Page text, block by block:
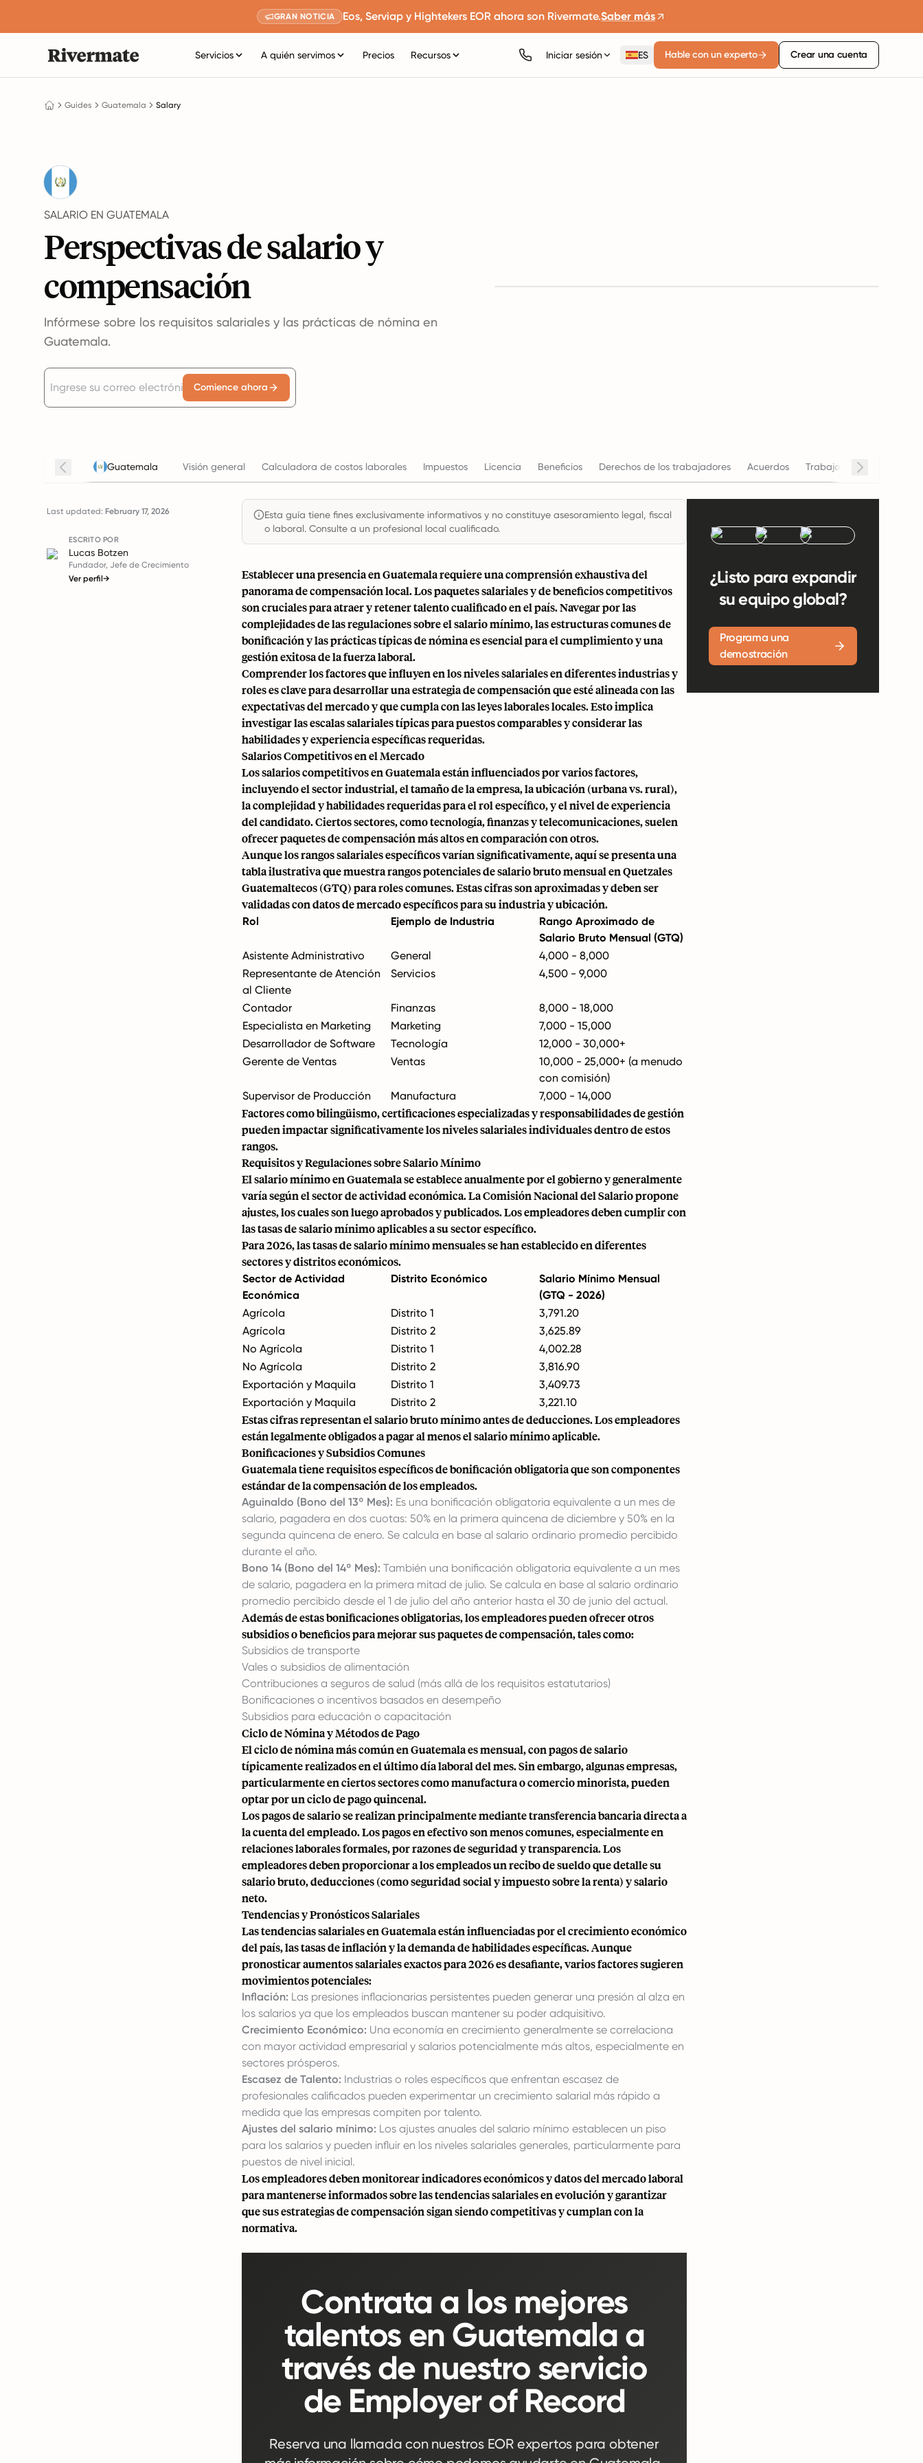
GRAN NOTICIA Eos, Serviap y Hightekers EOR ahora son Rivermate.Saber más
Servicios A quién servimos Precios Recursos Iniciar sesión ES Hable con un experto Crear una cuenta
Guides Guatemala Salary
SALARIO EN GUATEMALA
Perspectivas de salario y
compensación
Infórmese sobre los requisitos salariales y las prácticas de nómina en
Guatemala.
Comience ahora
Guatemala Visión general Calculadora de costos laborales Impuestos Licencia Beneficios Derechos de los trabajadores Acuerdos Trabajo remoto
Last updated: February 17, 2026
ESCRITO POR
Lucas Botzen
Fundador, Jefe de Crecimiento
Ver perfil→
Esta guía tiene fines exclusivamente informativos y no constituye asesoramiento legal, fiscal
o laboral. Consulte a un profesional local cualificado.
Establecer una presencia en Guatemala requiere una comprensión exhaustiva del
panorama de compensación local. Los paquetes salariales y de beneficios competitivos
son cruciales para atraer y retener talento cualificado en el país. Navegar por las
complejidades de las regulaciones sobre el salario mínimo, las estructuras comunes de
bonificación y las prácticas típicas de nómina es esencial para el cumplimiento y una
gestión exitosa de la fuerza laboral.
Comprender los factores que influyen en los niveles salariales en diferentes industrias y
roles es clave para desarrollar una estrategia de compensación que esté alineada con las
expectativas del mercado y que cumpla con las leyes laborales locales. Esto implica
investigar las escalas salariales típicas para puestos comparables y considerar las
habilidades y experiencia específicas requeridas.
Salarios Competitivos en el Mercado
Los salarios competitivos en Guatemala están influenciados por varios factores,
incluyendo el sector industrial, el tamaño de la empresa, la ubicación (urbana vs. rural),
la complejidad y habilidades requeridas para el rol específico, y el nivel de experiencia
del candidato. Ciertos sectores, como tecnología, finanzas y telecomunicaciones, suelen
ofrecer paquetes de compensación más altos en comparación con otros.
Aunque los rangos salariales específicos varían significativamente, aquí se presenta una
tabla ilustrativa que muestra rangos potenciales de salario bruto mensual en Quetzales
Guatemaltecos (GTQ) para roles comunes. Estas cifras son aproximadas y deben ser
validadas con datos de mercado específicos para su industria y ubicación.
Rol Ejemplo de Industria
Rango Aproximado de
Salario Bruto Mensual (GTQ)
Asistente Administrativo
General
4,000 - 8,000
Representante de Atención
al Cliente
Servicios 4,500 - 9,000
Contador Finanzas
8,000 - 18,000
Especialista en Marketing
Marketing
7,000 - 15,000
Desarrollador de Software
Tecnología
12,000 - 30,000+
Gerente de Ventas
Ventas
10,000 - 25,000+ (a menudo
con comisión)
Supervisor de Producción
Manufactura 7,000 - 14,000
Factores como bilingüismo, certificaciones especializadas y responsabilidades de gestión
pueden impactar significativamente los niveles salariales individuales dentro de estos
rangos.
Requisitos y Regulaciones sobre Salario Mínimo
El salario mínimo en Guatemala se establece anualmente por el gobierno y generalmente
varía según el sector de actividad económica. La Comisión Nacional del Salario propone
ajustes, los cuales son luego aprobados y publicados. Los empleadores deben cumplir con
las tasas de salario mínimo aplicables a su sector específico.
Para 2026, las tasas de salario mínimo mensuales se han establecido en diferentes
sectores y distritos económicos.
Sector de Actividad
Económica
Distrito Económico
Salario Mínimo Mensual
(GTQ - 2026)
Agrícola
Distrito 1
3,791.20
Agrícola
Distrito 2
3,625.89
No Agrícola
Distrito 1
4,002.28
No Agrícola
Distrito 2
3,816.90
Exportación y Maquila
Distrito 1
3,409.73
Exportación y Maquila
Distrito 2 3,221.10
Estas cifras representan el salario bruto mínimo antes de deducciones. Los empleadores
están legalmente obligados a pagar al menos el salario mínimo aplicable.
Bonificaciones y Subsidios Comunes
Guatemala tiene requisitos específicos de bonificación obligatoria que son componentes
estándar de la compensación de los empleados.
Aguinaldo (Bono del 13º Mes): Es una bonificación obligatoria equivalente a un mes de
salario, pagadera en dos cuotas: 50% en la primera quincena de diciembre y 50% en la
segunda quincena de enero. Se calcula en base al salario ordinario promedio percibido
durante el año.
Bono 14 (Bono del 14º Mes): También una bonificación obligatoria equivalente a un mes
de salario, pagadera en la primera mitad de julio. Se calcula en base al salario ordinario
promedio percibido desde el 1 de julio del año anterior hasta el 30 de junio del actual.
Además de estas bonificaciones obligatorias, los empleadores pueden ofrecer otros
subsidios o beneficios para mejorar sus paquetes de compensación, tales como:
Subsidios de transporte
Vales o subsidios de alimentación
Contribuciones a seguros de salud (más allá de los requisitos estatutarios)
Bonificaciones o incentivos basados en desempeño
Subsidios para educación o capacitación
Ciclo de Nómina y Métodos de Pago
El ciclo de nómina más común en Guatemala es mensual, con pagos de salario
típicamente realizados en el último día laboral del mes. Sin embargo, algunas empresas,
particularmente en ciertos sectores como manufactura o comercio minorista, pueden
optar por un ciclo de pago quincenal.
Los pagos de salario se realizan principalmente mediante transferencia bancaria directa a
la cuenta del empleado. Los pagos en efectivo son menos comunes, especialmente en
relaciones laborales formales, por razones de seguridad y transparencia. Los
empleadores deben proporcionar a los empleados un recibo de sueldo que detalle su
salario bruto, deducciones (como seguridad social y impuesto sobre la renta) y salario
neto.
Tendencias y Pronósticos Salariales
Las tendencias salariales en Guatemala están influenciadas por el crecimiento económico
del país, las tasas de inflación y la demanda de habilidades específicas. Aunque
pronosticar aumentos salariales exactos para 2026 es desafiante, varios factores sugieren
movimientos potenciales:
Inflación: Las presiones inflacionarias persistentes pueden generar una presión al alza en
los salarios ya que los empleados buscan mantener su poder adquisitivo.
Crecimiento Económico: Una economía en crecimiento generalmente se correlaciona
con mayor actividad empresarial y salarios potencialmente más altos, especialmente en
sectores prósperos.
Escasez de Talento: Industrias o roles específicos que enfrentan escasez de
profesionales calificados pueden experimentar un crecimiento salarial más rápido a
medida que las empresas compiten por talento.
Ajustes del salario mínimo: Los ajustes anuales del salario mínimo establecen un piso
para los salarios y pueden influir en los niveles salariales generales, particularmente para
puestos de nivel inicial.
Los empleadores deben monitorear indicadores económicos y datos del mercado laboral
para mantenerse informados sobre las tendencias salariales en evolución y garantizar
que sus estrategias de compensación sigan siendo competitivas y cumplan con la
normativa.
Contrata a los mejores
talentos en Guatemala a
través de nuestro servicio
de Employer of Record
Reserva una llamada con nuestros EOR expertos para obtener
¿Listo para expandir
su equipo global?
Programa una
demostración